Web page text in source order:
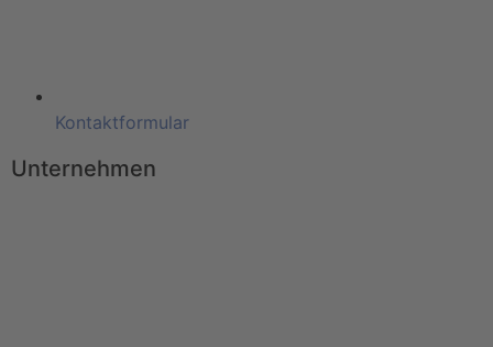
Kontaktformular
Unternehmen